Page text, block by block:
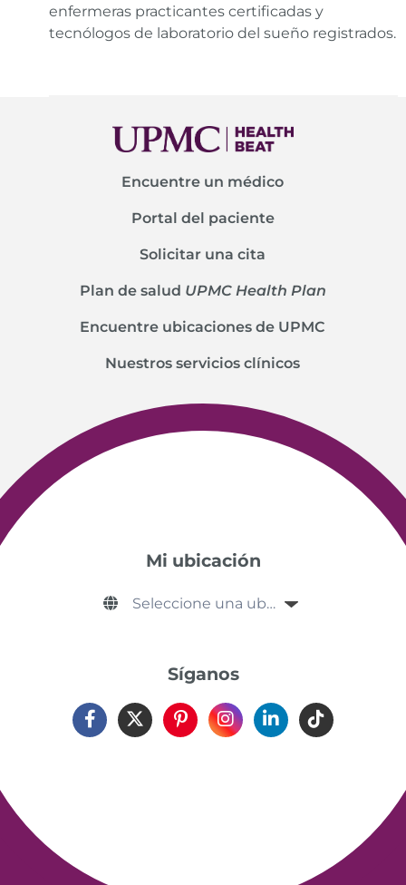
enfermeras practicantes certificadas y
tecnólogos de laboratorio del sueño registrados.
Encuentre un médico
Portal del paciente
Solicitar una cita
Plan de salud UPMC Health Plan
Encuentre ubicaciones de UPMC
Nuestros servicios clínicos
Mi ubicación
Síganos